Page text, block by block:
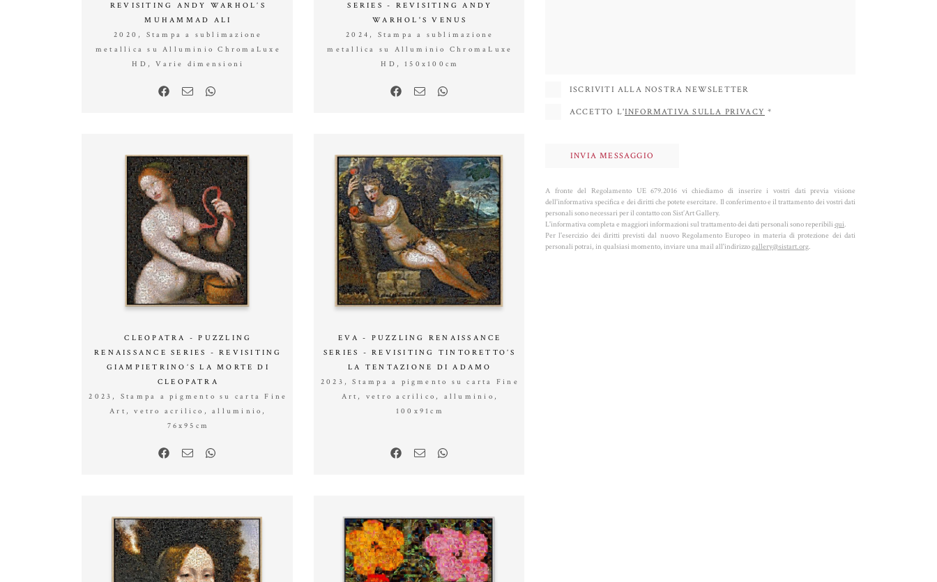
REVISITING ANDY WARHOL’S
MUHAMMAD ALI
2020, Stampa a sublimazione
metallica su Alluminio ChromaLuxe
HD, Varie dimensioni
SERIES - REVISITING ANDY
WARHOL'S VENUS
2024, Stampa a sublimazione
metallica su Alluminio ChromaLuxe
HD, 150x100cm
CLEOPATRA - PUZZLING
RENAISSANCE SERIES - REVISITING
GIAMPIETRINO’S LA MORTE DI
CLEOPATRA
2023, Stampa a pigmento su carta Fine
Art, vetro acrilico, alluminio,
76x95cm
EVA - PUZZLING RENAISSANCE
SERIES - REVISITING TINTORETTO’S
LA TENTAZIONE DI ADAMO
2023, Stampa a pigmento su carta Fine
Art, vetro acrilico, alluminio,
100x91cm
ISCRIVITI ALLA NOSTRA NEWSLETTER
ACCETTO L'INFORMATIVA SULLA PRIVACY *
A fronte del Regolamento UE 679.2016 vi chiediamo di inserire i vostri dati previa visione
dell'informativa specifica e dei diritti che potete esercitare. Il conferimento e il trattamento dei vostri dati
personali sono necessari per il contatto con Sist’Art Gallery.
L'informativa completa e maggiori informazioni sul trattamento dei dati personali sono reperibiliqui.
Per l'esercizio dei diritti previsti dal nuovo Regolamento Europeo in materia di protezione dei dati
personali potrai, in qualsiasi momento, inviare una mail all'indirizzogallery@sistart.org.